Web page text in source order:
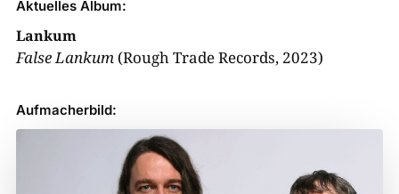
Aktuelles Album:
Lankum
False Lankum(Rough Trade Records, 2023)
Aufmacherbild: